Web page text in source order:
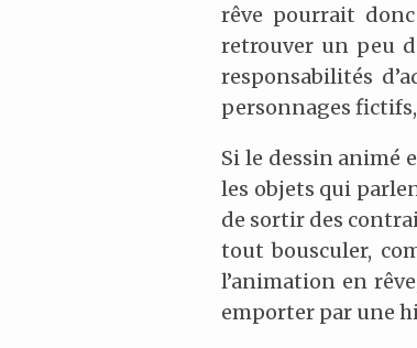
rêve pourrait
retrouver un peu
responsabilités
personnages
Si le dessin animé
les objets qui
de sortir des
tout bousculer,
l’animation en
emporter par une